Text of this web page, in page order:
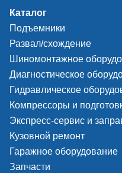
Каталог
Подъемники
Развал/схождение
Шиномонтажное
Диагностическое
Гидравлическое
Компрессоры и
Экспресс-сервис и
Кузовной ремонт
Гаражное оборудование
Запчасти